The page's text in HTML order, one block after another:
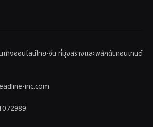
ทิงออนไลน์ไทย-จีน ที่มุ่งสร้างและพลักดันคอนเทนต์
inc.com